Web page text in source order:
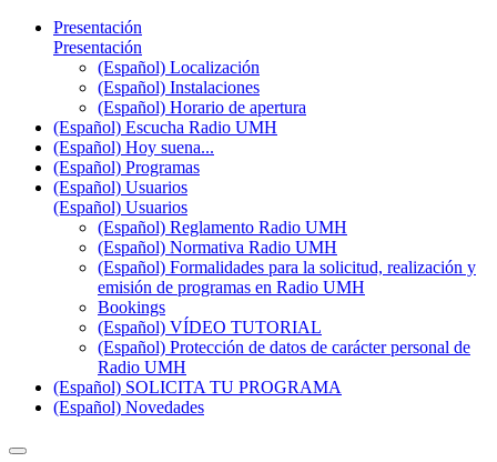
Presentación
Presentación
(Español) Localización
(Español) Instalaciones
(Español) Horario de apertura
(Español) Escucha Radio UMH
(Español) Hoy suena...
(Español) Programas
(Español) Usuarios
(Español) Usuarios
(Español) Reglamento Radio UMH
(Español) Normativa Radio UMH
(Español) Formalidades para la solicitud, realización y
emisión de programas en Radio UMH
Bookings
(Español) VÍDEO TUTORIAL
(Español) Protección de datos de carácter personal de
Radio UMH
(Español) SOLICITA TU PROGRAMA
(Español) Novedades